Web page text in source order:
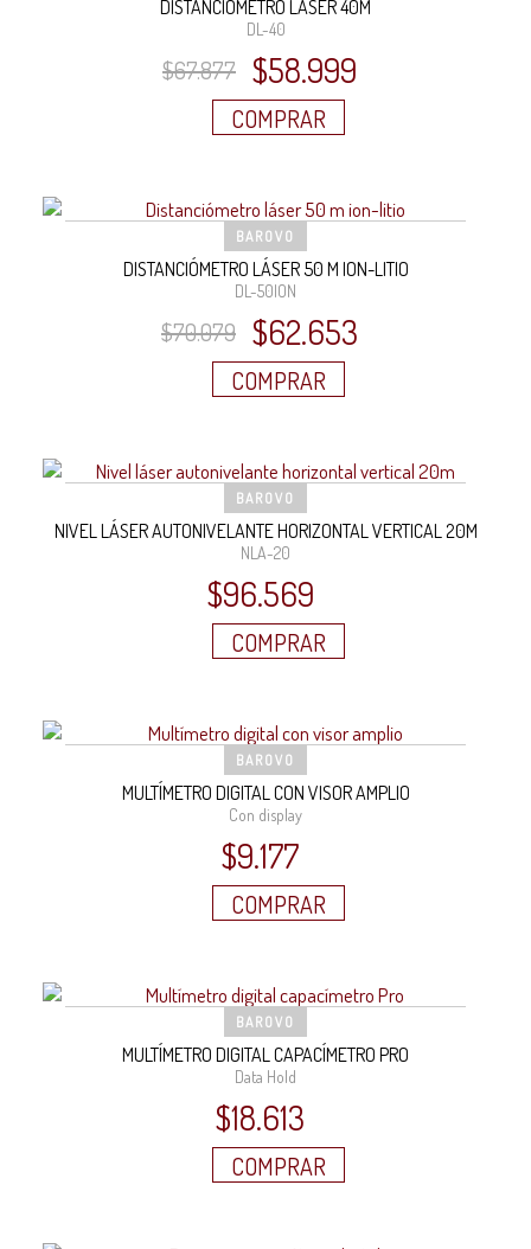
DISTANCIÓMETRO LÁSER 40M
DL-40
$67.877 El
precio
original
$67.877.
$58.999
$58.999.
COMPRAR
BAROVO
DISTANCIÓMETRO LÁSER 50 M ION-LITIO
DL-50ION
$70.079 El
precio
original
$70.079.
$62.653
$62.653.
COMPRAR
BAROVO
NIVEL LÁSER AUTONIVELANTE HORIZONTAL VERTICAL 20M
NLA-20
$96.569
COMPRAR
BAROVO
MULTÍMETRO DIGITAL CON VISOR AMPLIO
Con display
$9.177
COMPRAR
BAROVO
MULTÍMETRO DIGITAL CAPACÍMETRO PRO
Data Hold
$18.613
COMPRAR